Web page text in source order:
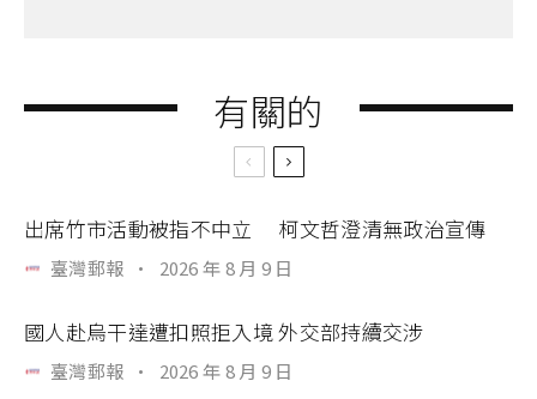
有關的
出席竹市活動被指不中立 柯文哲澄清無政治宣傳
臺灣郵報 · 2026 年 8 月 9 日
國人赴烏干達遭扣照拒入境 外交部持續交涉
臺灣郵報 · 2026 年 8 月 9 日